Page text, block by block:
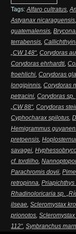
Tags:Alfaro cultratus,
Astyanax nicaraguensis
guatemalensis,
terrabensis,
„CW 148“,Corydoras
Corydoras ehrhardti,
froehlichi,Corydoras
longipinnis,Corydoras
petracini,Corydoras sp.
„CW 88“,Corydoras
Cyphocharax spilotus,
Hemigrammus
pretoensis,
savagei,
cf. tordilho,
Parachromis dovii,
retropinna,
Rhadinoloricaria sp.
ilseae,Scleromystax
prionotos,
112“,Synbranchus